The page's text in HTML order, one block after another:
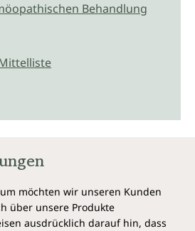
Behandlung
möchten wir unseren Kunden
über unsere Produkte
ausdrücklich darauf hin, dass